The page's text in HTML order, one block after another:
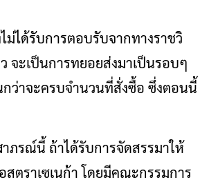
ม่ได้รับการตอบรับจากทางราชวิ
จะเป็นการทยอยส่งมาเป็นรอบๆ
กว่าจะครบจำนวนที่สั่งซื้อ ซึ่งตอนนี้
ภรณ์นี้ ถ้าได้รับการจัดสรรมาให้
ตราเซเนก้า โดยมีคณะกรรมการ